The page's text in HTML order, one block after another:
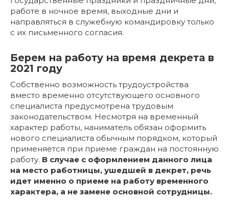
работе в ночное время, выходные дни и
направляться в служебную командировку только
с их письменного согласия.
Берем на работу на время декрета в
2021 году
Собственно возможность трудоустройства
вместо временно отсутствующего основного
специалиста предусмотрена трудовым
законодательством. Несмотря на временный
характер работы, наниматель обязан оформить
нового специалиста обычным порядком, который
применяется при приеме граждан на постоянную
работу. В случае с оформлением данного лица
на место работницы, ушедшей в декрет, речь
идет именно о приеме на работу временного
характера, а не замене основной сотрудницы.